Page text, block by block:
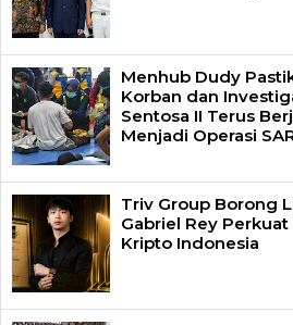
Menhub Dudy
Korban dan
Sentosa II Terus
Menjadi Operasi
Triv Group Borong
Gabriel Rey
Kripto Indonesia